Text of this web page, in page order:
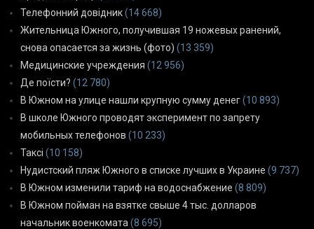
Телефонний довідник(14 668)
Жительница Южного, получившая 19 ножевых ранений,
снова опасается за жизнь (фото) (13 359)
Медицинские учреждения (12 956)
Де поїсти? (12 780)
В Южном на улице нашли крупную сумму денег(10 893)
В школе Южного проводят эксперимент по запрету
мобильных телефонов (10 233)
Таксі (10 158)
Нудистский пляж Южного в списке лучших в Украине (9 737)
В Южном изменили тариф на водоснабжение (8 809)
В Южном пойман на взятке свыше 4 тыс. долларов
начальник военкомата (8 695)